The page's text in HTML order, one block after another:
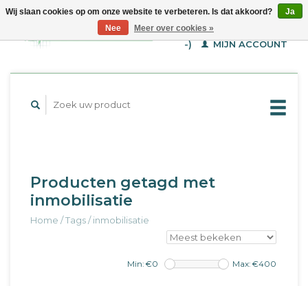
WINKELWAGEN (€--,-
-)
MIJN ACCOUNT
Producten getagd met
inmobilisatie
Home /Tags/inmobilisatie
Min: €0 Max: €400
Wij slaan cookies op om onze website te verbeteren. Is dat akkoord?
Ja
Nee
Meer over cookies »